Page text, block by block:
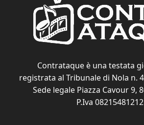
Contrataque è una testata
registrata al Tribunale di Nola n.
Sede legale Piazza Cavour 9,
P.Iva 08215481212